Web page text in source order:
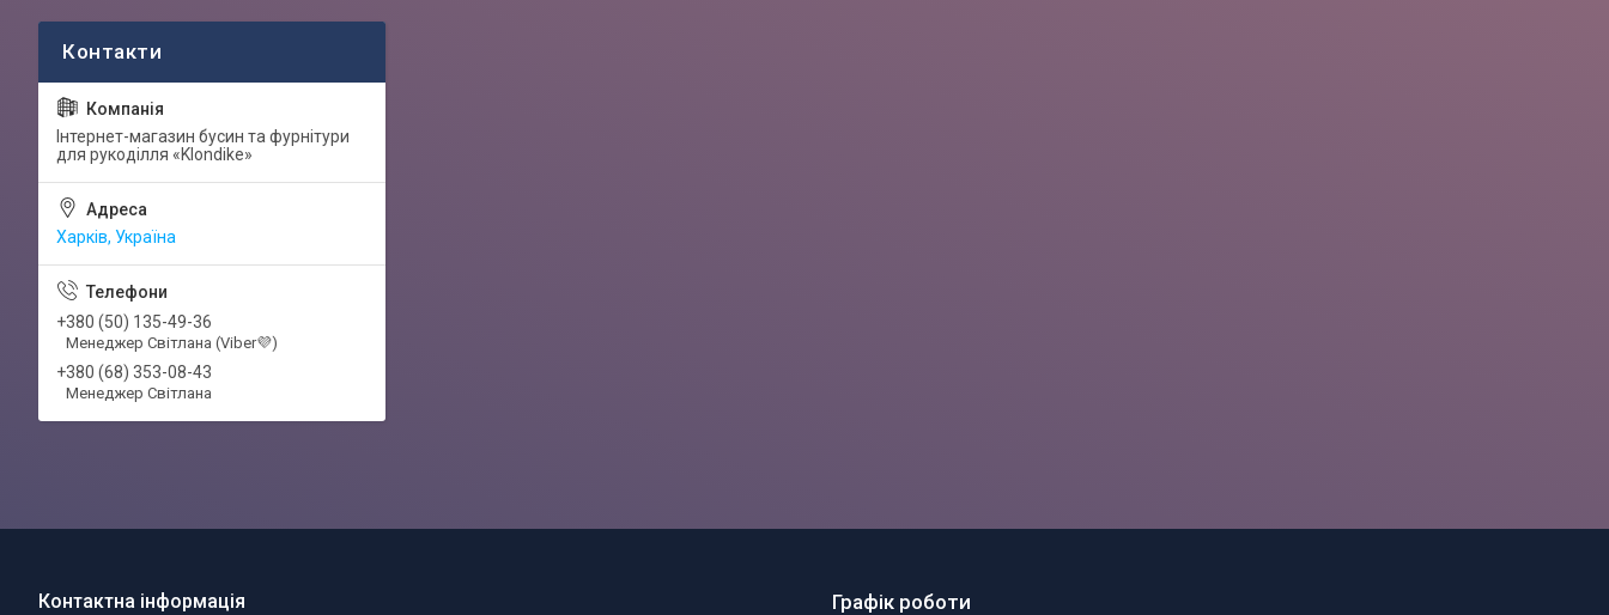
Інтернет-магазин бусин та фурнітури
для рукоділля «Klondike»
Харків, Україна
+380 (50) 135-49-36
Менеджер Світлана (Viber💜)
+380 (68) 353-08-43
Менеджер Світлана
Графік роботи